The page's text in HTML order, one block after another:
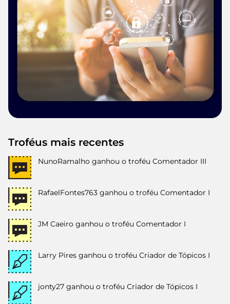
Troféus mais recentes
NunoRamalho ganhou o troféu Comentador III
RafaelFontes763 ganhou o troféu Comentador I
JM Caeiro ganhou o troféu Comentador I
Larry Pires ganhou o troféu Criador de Tópicos I
jonty27 ganhou o troféu Criador de Tópicos I